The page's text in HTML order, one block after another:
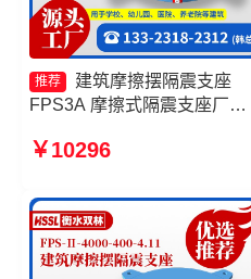
推荐
建筑摩擦摆隔震支座
FPS3A 摩擦式隔震支座厂家
300-3.48源头工厂 建筑减隔震
￥10296